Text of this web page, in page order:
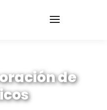
de